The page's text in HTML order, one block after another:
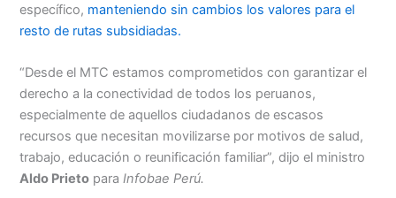
específico, manteniendo sin cambios los valores para el
resto de rutas subsidiadas.
“Desde el MTC estamos comprometidos con garantizar el
derecho a la conectividad de todos los peruanos,
especialmente de aquellos ciudadanos de escasos
recursos que necesitan movilizarse por motivos de salud,
trabajo, educación o reunificación familiar”, dijo el ministro
Aldo Prieto paraInfobae Perú.